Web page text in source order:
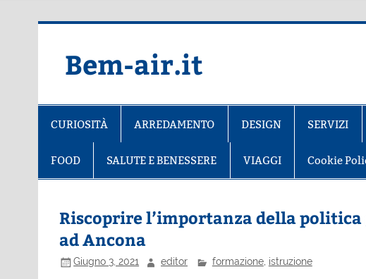
Bem-air.it
CURIOSITÀ ARREDAMENTO DESIGN SERVIZI
FOOD SALUTE E BENESSERE VIAGGI Cookie
Riscoprire l’importanza della
ad Ancona
Giugno 3, 2021 editor formazione, istruzione